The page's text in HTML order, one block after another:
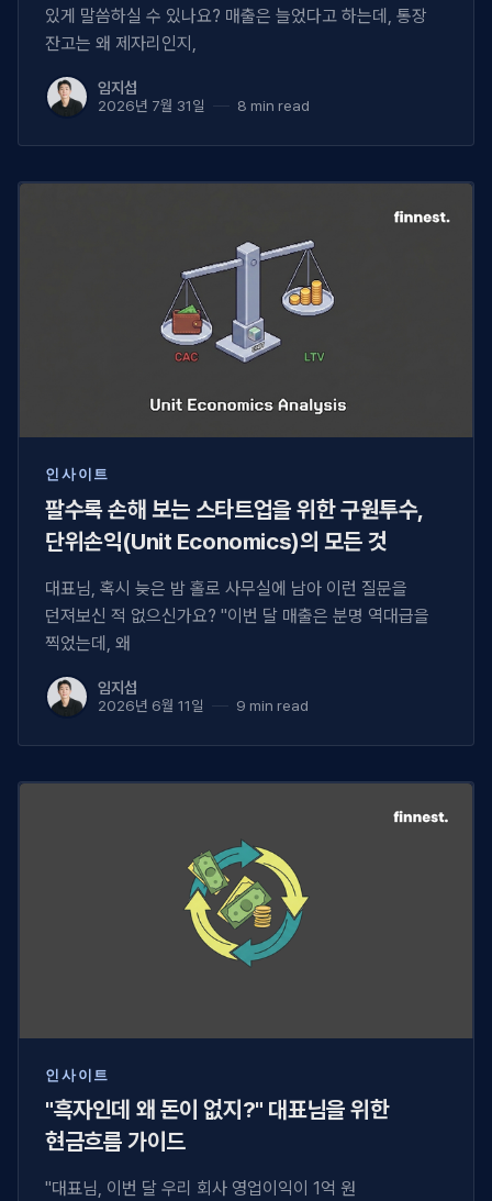
있게 말씀하실 수 있나요? 매출은 늘었다고 하는데, 통장
잔고는 왜 제자리인지,
임지섭
2026년 7월 31일 8 min read
인사이트
팔수록 손해 보는 스타트업을 위한 구원투수,
단위손익(Unit Economics)의 모든 것
대표님, 혹시 늦은 밤 홀로 사무실에 남아 이런 질문을
던져보신 적 없으신가요? "이번 달 매출은 분명 역대급을
찍었는데, 왜
임지섭
2026년 6월 11일 9 min read
인사이트
"흑자인데 왜 돈이 없지?" 대표님을 위한
현금흐름 가이드
"대표님, 이번 달 우리 회사 영업이익이 1억 원